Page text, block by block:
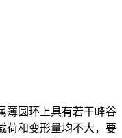
薄圆环上具有若干峰谷
荷和变形量均不大，要